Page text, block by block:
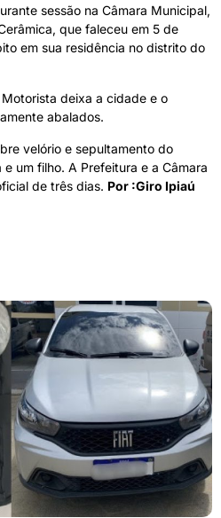
sessão na Câmara Municipal,
que faleceu em 5 de
em sua residência no distrito do
deixa a cidade e o
abalados.
velório e sepultamento do
um filho. A Prefeitura e a Câmara
de três dias. Por :Giro Ipiaú